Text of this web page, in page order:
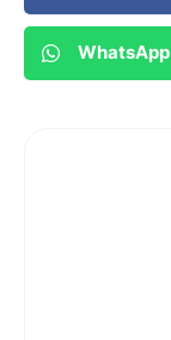
WhatsApp